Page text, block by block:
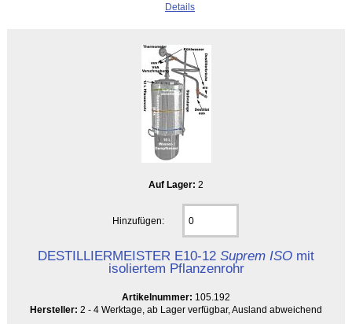
Details
Auf Lager: 2
Hinzufügen:
DESTILLIERMEISTER E10-12 Suprem ISO mit
isoliertem Pflanzenrohr
Artikelnummer: 105.192
Hersteller: 2 - 4 Werktage, ab Lager verfügbar, Ausland abweichend